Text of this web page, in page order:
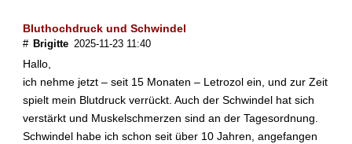
Bluthochdruck und Schwindel
# Brigitte 2025-11-23 11:40
Hallo,
ich nehme jetzt – seit 15 Monaten – Letrozol ein, und zur Zeit
spielt mein Blutdruck verrückt. Auch der Schwindel hat sich
verstärkt und Muskelschmerzen sind an der Tagesordnung.
Schwindel habe ich schon seit über 10 Jahren, angefangen
r
o
l
n
u
r